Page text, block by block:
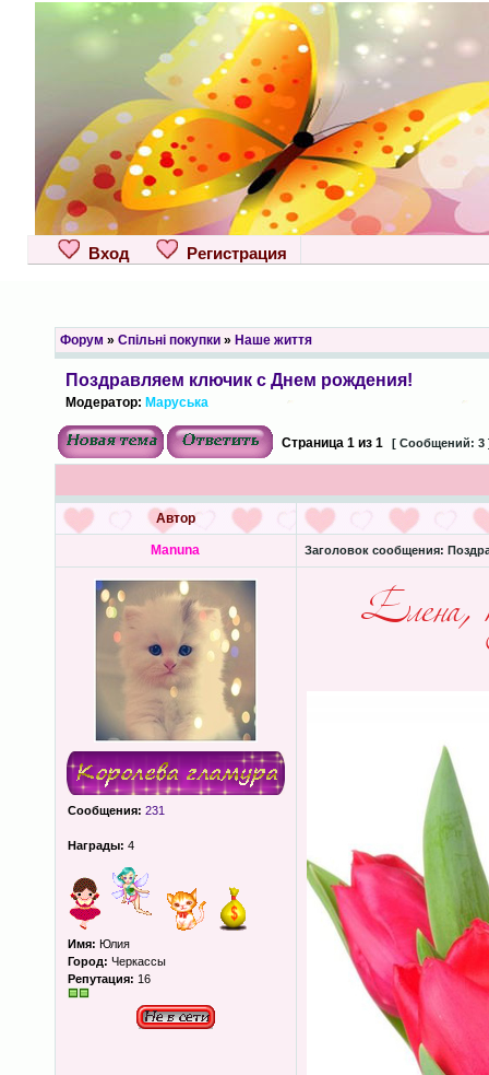
Вход Регистрация
Форум » Спільні покупки» Наше життя
Поздравляем ключик с Днем рождения!
Модератор: Маруська
Страница 1из 1 [ Сообщений: 3
Автор
Manuna Заголовок сообщения:
Сообщения: 231
Награды: 4
Имя: Юлия
Город: Черкассы
Репутация: 16